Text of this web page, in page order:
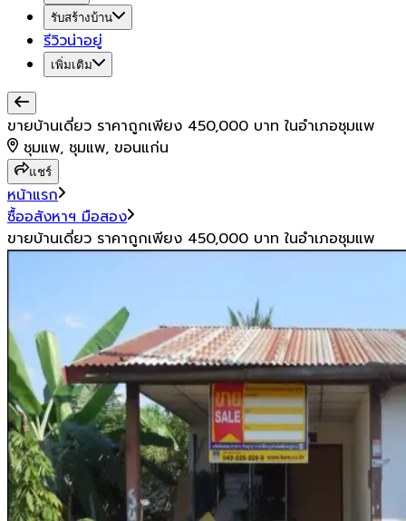
รับสร้างบ้าน
รีวิวน่าอยู่
เพิ่มเติม
ขายบ้านเดี่ยว ราคาถูกเพียง 450,000 บาท ในอำเภอชุมแพ
ชุมแพ, ชุมแพ, ขอนแก่น
แชร์
หน้าแรก
ซื้ออสังหาฯ มือสอง
ขายบ้านเดี่ยว ราคาถูกเพียง 450,000 บาท ในอำเภอชุมแพ